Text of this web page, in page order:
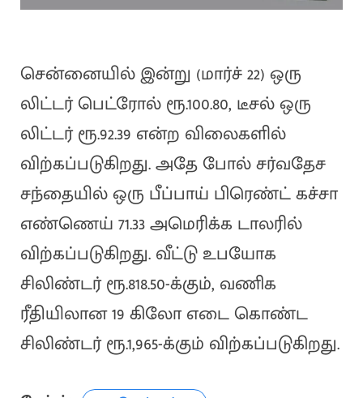
சென்னையில் இன்று (மார்ச் 22) ஒரு
லிட்டர் பெட்ரோல் ரூ.100.80, டீசல் ஒரு
லிட்டர் ரூ.92.39 என்ற விலைகளில்
விற்கப்படுகிறது. அதே போல் சர்வதேச
சந்தையில் ஒரு பீப்பாய் பிரெண்ட் கச்சா
எண்ணெய் 71.33 அமெரிக்க டாலரில்
விற்கப்படுகிறது. வீட்டு உபயோக
சிலிண்டர் ரூ.818.50-க்கும், வணிக
ரீதியிலான 19 கிலோ எடை கொண்ட
சிலிண்டர் ரூ.1,965-க்கும் விற்கப்படுகிறது.